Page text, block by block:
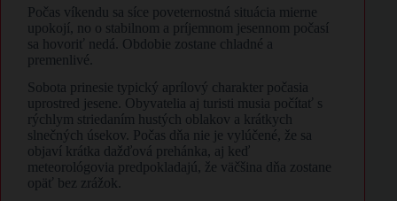
Počas víkendu sa síce poveternostná situácia mierne
upokojí, no o stabilnom a príjemnom jesennom počasí
sa hovoriť nedá. Obdobie zostane chladné a
premenlivé.
Sobota prinesie typický aprílový charakter počasia
uprostred jesene. Obyvatelia aj turisti musia počítať s
rýchlym striedaním hustých oblakov a krátkych
slnečných úsekov. Počas dňa nie je vylúčené, že sa
objaví krátka dažďová prehánka, aj keď
meteorológovia predpokladajú, že väčšina dňa zostane
opäť bez zrážok.